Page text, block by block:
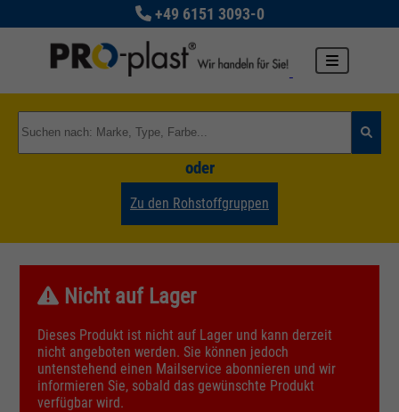
+49 6151 3093-0
oder
Zu den Rohstoffgruppen
Nicht auf Lager
Dieses Produkt ist nicht auf Lager und kann derzeit
nicht angeboten werden. Sie können jedoch
untenstehend einen Mailservice abonnieren und wir
informieren Sie, sobald das gewünschte Produkt
verfügbar wird.